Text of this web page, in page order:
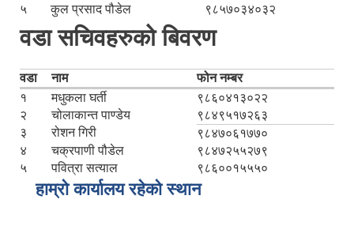
५
कुल प्रसाद पौडेल ९८५७०३४०३२
वडा सचिवहरुको बिवरण
वडा नाम
फोन नम्बर
१
मधुकला घर्ती
९८६०४१३०२२
२
चोलाकान्त पाण्डेय
९८४९५१७२६३
३
रोशन गिरी
९८४७०६१७७०
४
चक्रपाणी पौडेल
९८४७२५५२७९
५
पवित्रा सत्याल ९८६००१५५५०
हाम्रो कार्यालय रहेको स्थान